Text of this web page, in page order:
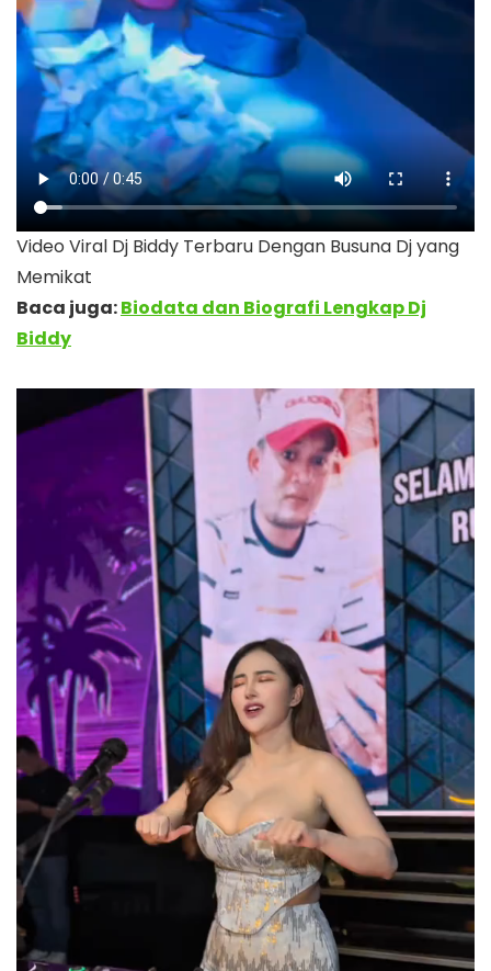
Video Viral Dj Biddy Terbaru Dengan Busuna Dj yang
Memikat
Baca juga:Biodata dan Biografi Lengkap Dj
Biddy